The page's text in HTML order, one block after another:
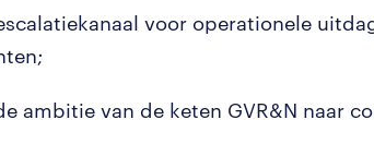
voor operationele
ambitie van de keten GVR&N naar